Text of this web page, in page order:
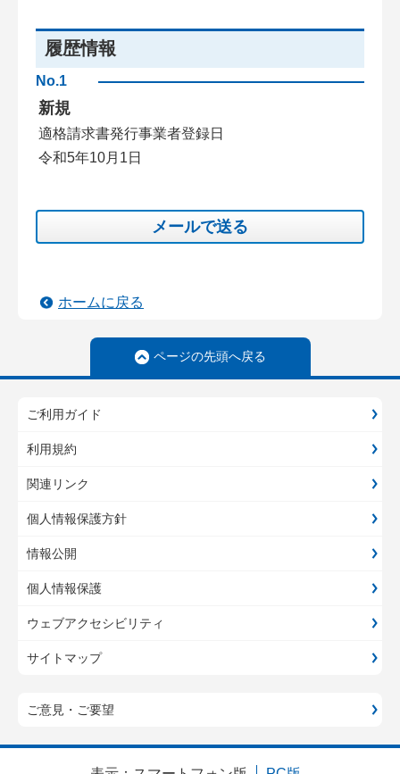
履歴情報
No.1
新規
適格請求書発行事業者登録日
令和5年10月1日
メールで送る
ホームに戻る
ページの先頭へ戻る
ご利用ガイド
利用規約
関連リンク
個人情報保護方針
情報公開
個人情報保護
ウェブアクセシビリティ
サイトマップ
ご意見・ご要望